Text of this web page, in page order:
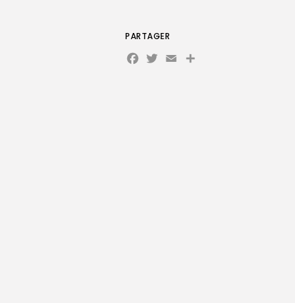
PARTAGER
Facebook
Twitter
Email